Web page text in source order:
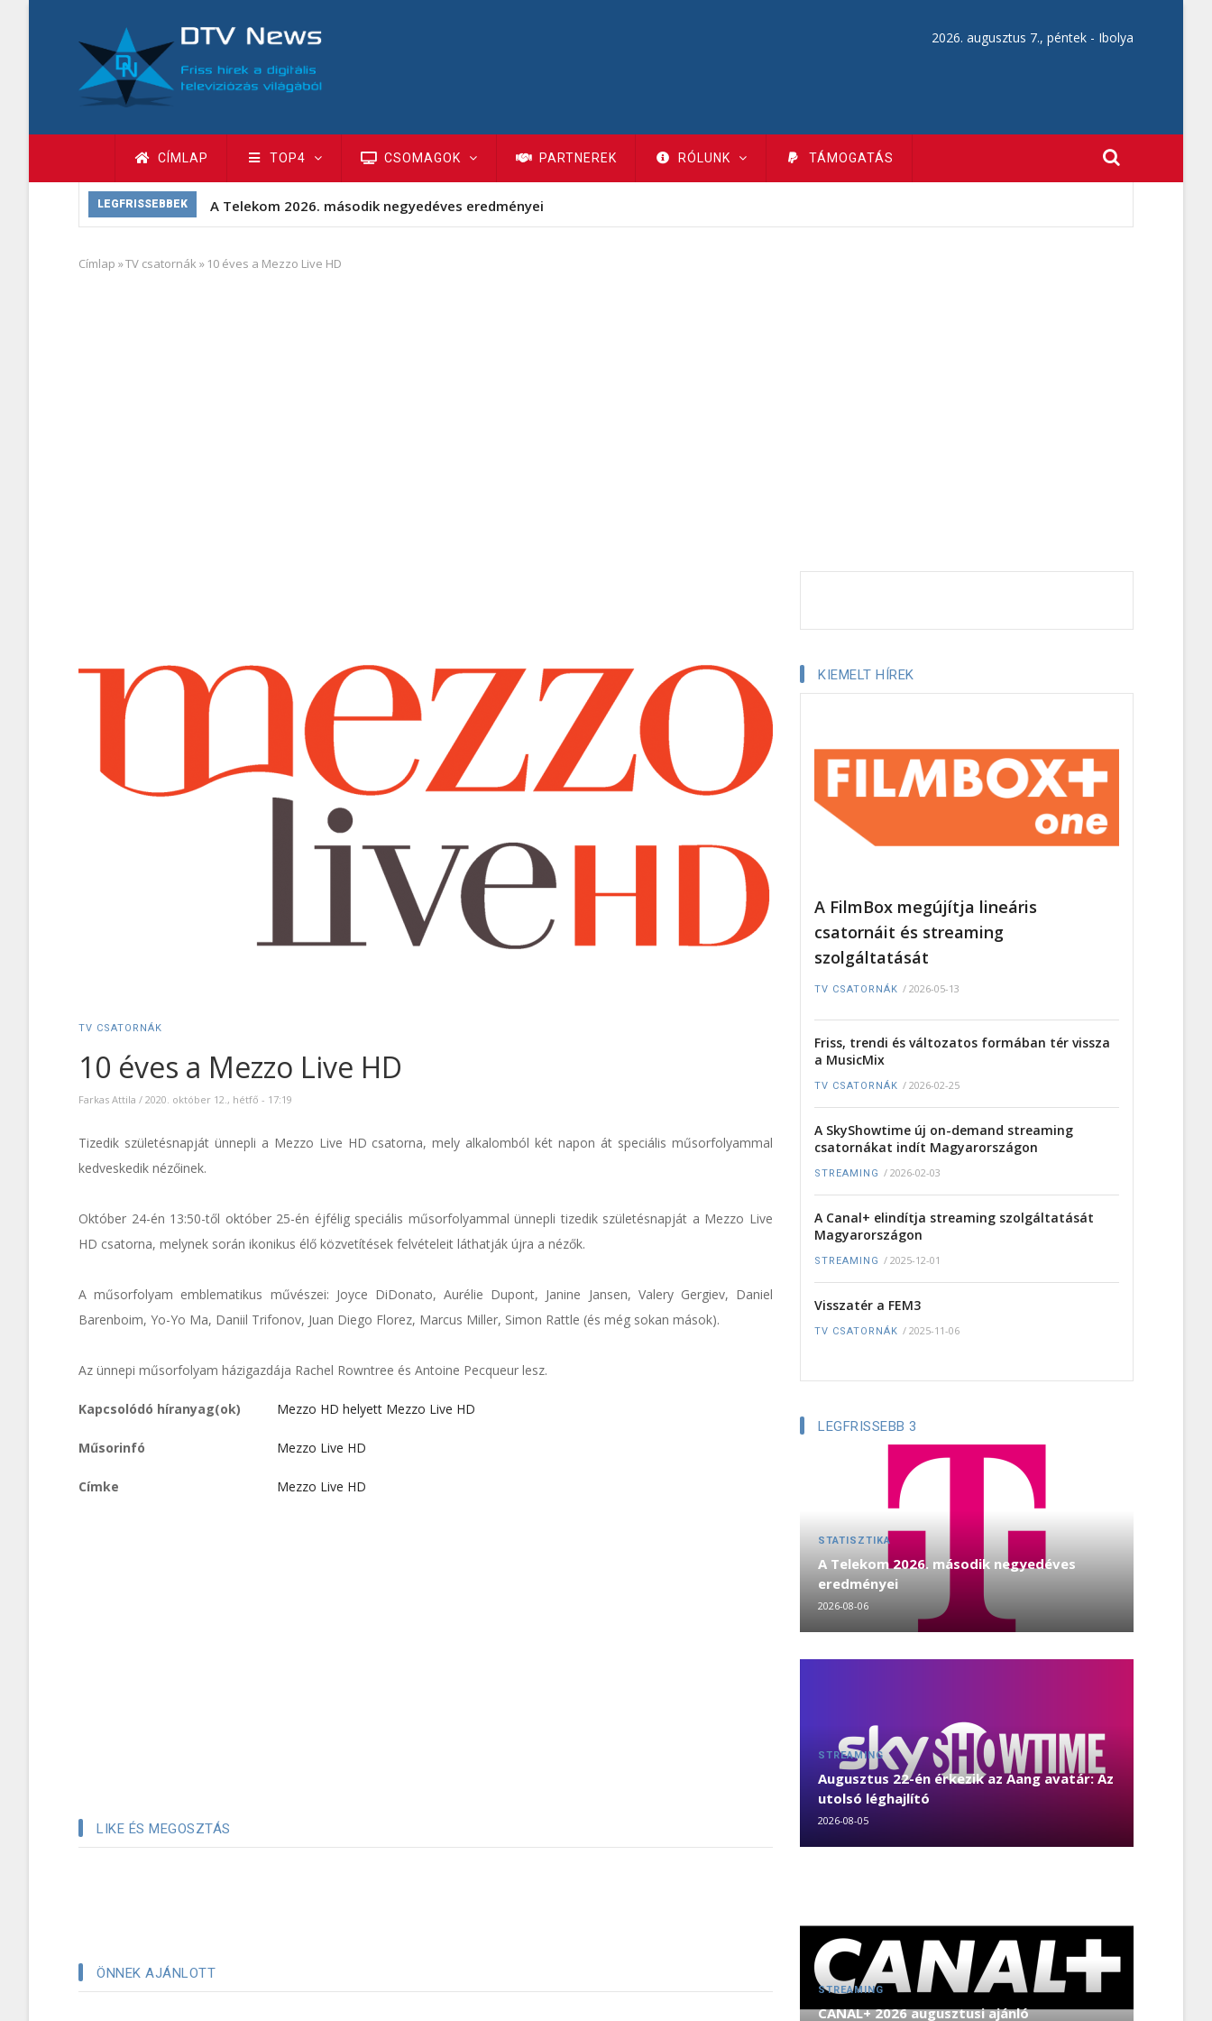
tartalomra
2026. augusztus 7., péntek - Ibolya
Fő
navigáció
CÍMLAP TOP4 CSOMAGOK PARTNEREK RÓLUNK TÁMOGATÁS
LEGFRISSEBBEK A Telekom 2026. második negyedéves eredményei
Morzsa
Címlap »TV csatornák » 10 éves a Mezzo Live HD
TV CSATORNÁK
10 éves a Mezzo Live HD
Farkas Attila / 2020. október 12., hétfő - 17:19
Tizedik születésnapját ünnepli a Mezzo Live HD csatorna, mely alkalomból két napon át speciális műsorfolyammal
kedveskedik nézőinek.
Október 24-én 13:50-től október 25-én éjfélig speciális műsorfolyammal ünnepli tizedik születésnapját a Mezzo Live
HD csatorna, melynek során ikonikus élő közvetítések felvételeit láthatják újra a nézők.
A műsorfolyam emblematikus művészei: Joyce DiDonato, Aurélie Dupont, Janine Jansen, Valery Gergiev, Daniel
Barenboim, Yo-Yo Ma, Daniil Trifonov, Juan Diego Florez, Marcus Miller, Simon Rattle (és még sokan mások).
Az ünnepi műsorfolyam házigazdája Rachel Rowntree és Antoine Pecqueur lesz.
Kapcsolódó híranyag(ok) Mezzo HD helyett Mezzo Live HD
Műsorinfó Mezzo Live HD
Címke Mezzo Live HD
LIKE ÉS MEGOSZTÁS
ÖNNEK AJÁNLOTT
KIEMELT HÍREK
A FilmBox megújítja lineáris
csatornáit és streaming
szolgáltatását
TV CSATORNÁK / 2026-05-13
Friss, trendi és változatos formában tér vissza
a MusicMix
TV CSATORNÁK / 2026-02-25
A SkyShowtime új on-demand streaming
csatornákat indít Magyarországon
STREAMING / 2026-02-03
A Canal+ elindítja streaming szolgáltatását
Magyarországon
STREAMING / 2025-12-01
Visszatér a FEM3
TV CSATORNÁK / 2025-11-06
LEGFRISSEBB 3
STATISZTIKA
A Telekom 2026. második negyedéves
eredményei
2026-08-06
STREAMING
Augusztus 22-én érkezik az Aang avatár: Az
utolsó léghajlító
2026-08-05
STREAMING
CANAL+ 2026 augusztusi ajánló